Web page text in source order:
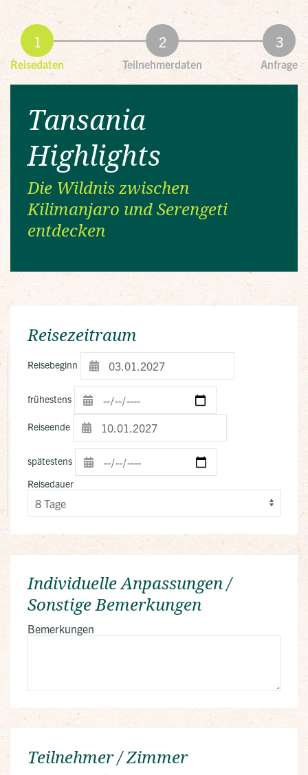
Reisedaten Teilnehmerdaten Anfrage
Tansania
Highlights
Die Wildnis zwischen
Kilimanjaro und Serengeti
entdecken
Reisezeitraum
Reisebeginn
frühestens
Reiseende
spätestens
Reisedauer
Individuelle Anpassungen /
Sonstige Bemerkungen
Bemerkungen
Teilnehmer / Zimmer